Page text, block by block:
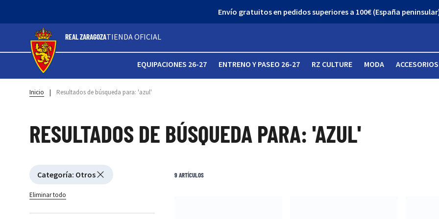
Envío gratuitos en pedidos superiores a 100€ (España
REAL ZARAGOZATIENDA OFICIAL
EQUIPACIONES 26-27 ENTRENO Y PASEO 26-27 RZ CULTURE MODA ACCESORIOS
Inicio | Resultados de búsqueda para: 'azul'
RESULTADOS DE BÚSQUEDA PARA: 'AZUL'
Ver filtros
Active filtering
Categoría: Otros
Eliminar todo
9ARTÍCULOS